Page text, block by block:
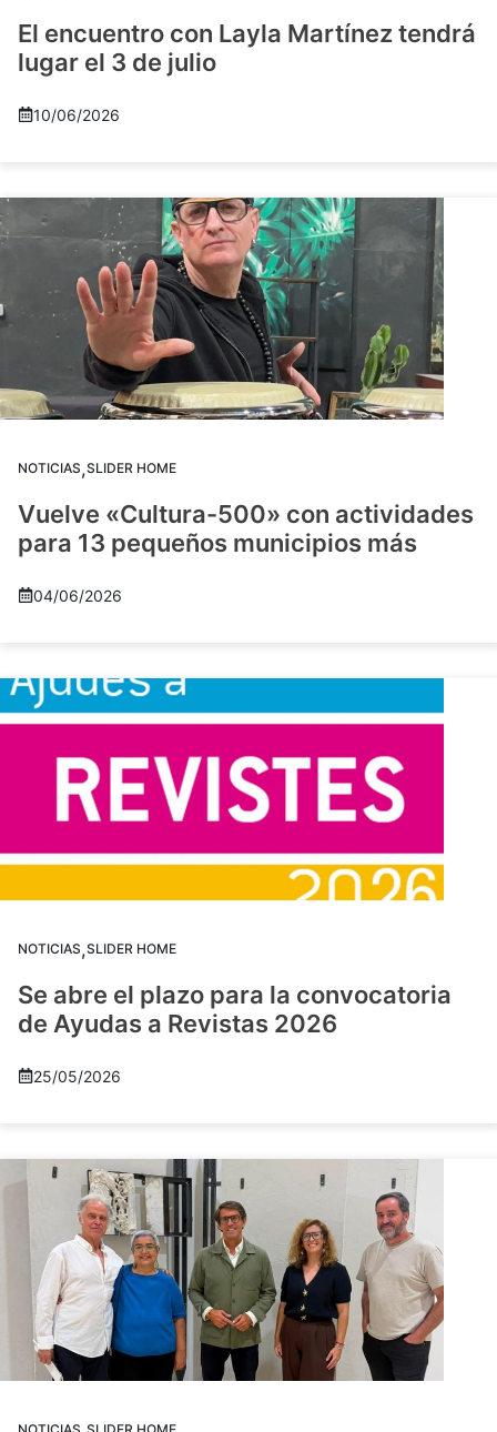
El encuentro con Layla Martínez tendrá
lugar el 3 de julio
10/06/2026
NOTICIAS,SLIDER HOME
Vuelve «Cultura-500» con actividades
para 13 pequeños municipios más
04/06/2026
NOTICIAS,SLIDER HOME
Se abre el plazo para la convocatoria
de Ayudas a Revistas 2026
25/05/2026